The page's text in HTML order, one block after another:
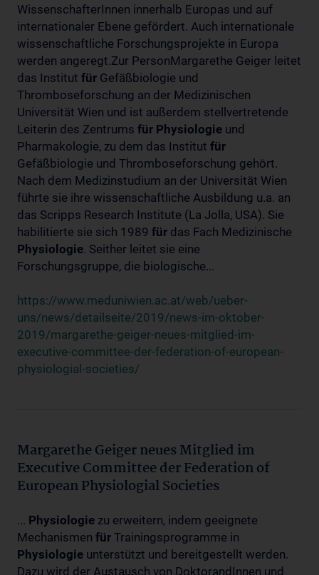
WissenschafterInnen innerhalb Europas und auf
internationaler Ebene gefördert. Auch internationale
wissenschaftliche Forschungsprojekte in Europa
werden angeregt.Zur PersonMargarethe Geiger leitet
das Institut für Gefäßbiologie und
Thromboseforschung an der Medizinischen
Universität Wien und ist außerdem stellvertretende
Leiterin des Zentrums für Physiologie und
Pharmakologie, zu dem das Institut für
Gefäßbiologie und Thromboseforschung gehört.
Nach dem Medizinstudium an der Universität Wien
führte sie ihre wissenschaftliche Ausbildung u.a. an
das Scripps Research Institute (La Jolla, USA). Sie
habilitierte sie sich 1989 für das Fach Medizinische
Physiologie. Seither leitet sie eine
Forschungsgruppe, die biologische...
https://www.meduniwien.ac.at/web/ueber-
uns/news/detailseite/2019/news-im-oktober-
2019/margarethe-geiger-neues-mitglied-im-
executive-committee-der-federation-of-european-
physiologial-societies/
Margarethe Geiger neues Mitglied im
Executive Committee der Federation of
European Physiologial Societies
... Physiologie zu erweitern, indem geeignete
Mechanismen für Trainingsprogramme in
Physiologie unterstützt und bereitgestellt werden.
Dazu wird der Austausch von DoktorandInnen und